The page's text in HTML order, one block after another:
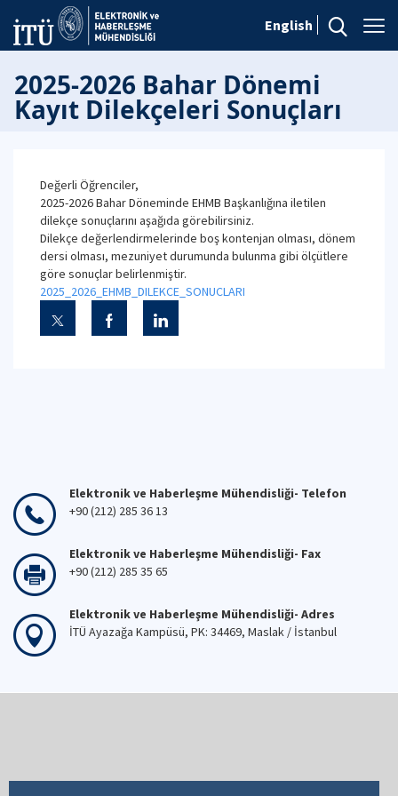
English
2025-2026 Bahar Dönemi
Kayıt Dilekçeleri Sonuçları
Değerli Öğrenciler,
2025-2026 Bahar Döneminde EHMB Başkanlığına iletilen
dilekçe sonuçlarını aşağıda görebilirsiniz.
Dilekçe değerlendirmelerinde boş kontenjan olması, dönem
dersi olması, mezuniyet durumunda bulunma gibi ölçütlere
göre sonuçlar belirlenmiştir.
2025_2026_EHMB_DILEKCE_SONUCLARI
Elektronik ve Haberleşme Mühendisliği- Telefon
+90 (212) 285 36 13
Elektronik ve Haberleşme Mühendisliği- Fax
+90 (212) 285 35 65
Elektronik ve Haberleşme Mühendisliği- Adres
İTÜ Ayazağa Kampüsü, PK: 34469, Maslak / İstanbul